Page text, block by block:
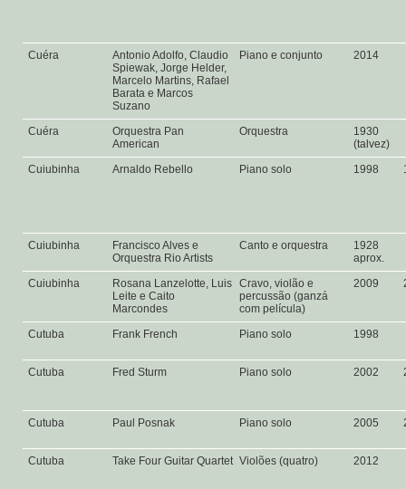
Cuéra
Antonio Adolfo, Claudio
Spiewak, Jorge Helder,
Marcelo Martins, Rafael
Barata e Marcos
Suzano
Piano e conjunto 2014
Cuéra
Orquestra Pan
American
Orquestra
1930
(talvez)
Cuiubinha
Arnaldo Rebello Piano solo 1998
Cuiubinha
Francisco Alves e
Orquestra Rio Artists
Canto e orquestra
1928
aprox.
Cuiubinha
Rosana Lanzelotte, Luis
Leite e Caito
Marcondes
Cravo, violão e
percussão (ganzá
com película)
2009
Cutuba Frank French Piano solo 1998
Cutuba Fred Sturm Piano solo 2002
Cutuba Paul Posnak Piano solo 2005
Cutuba Take Four Guitar Quartet Violões (quatro) 2012